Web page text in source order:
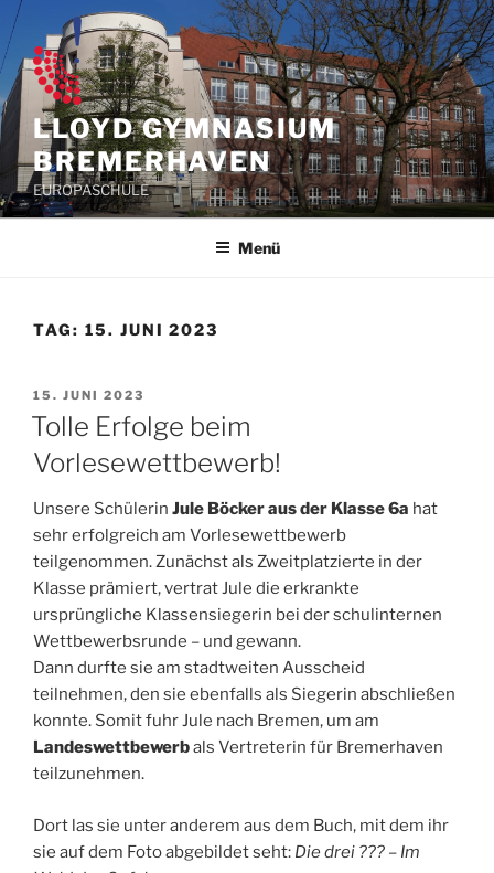
Zum
Inhalt
springen
LLOYD GYMNASIUM
BREMERHAVEN
EUROPASCHULE
Menü
TAG: 15. JUNI 2023
VERÖFFENTLICHT
AM
15. JUNI 2023
Tolle Erfolge beim
Vorlesewettbewerb!
Unsere Schülerin Jule Böcker aus der Klasse 6a hat
sehr erfolgreich am Vorlesewettbewerb
teilgenommen. Zunächst als Zweitplatzierte in der
Klasse prämiert, vertrat Jule die erkrankte
ursprüngliche Klassensiegerin bei der schulinternen
Wettbewerbsrunde – und gewann.
Dann durfte sie am stadtweiten Ausscheid
teilnehmen, den sie ebenfalls als Siegerin abschließen
konnte. Somit fuhr Jule nach Bremen, um am
Landeswettbewerbals Vertreterin für Bremerhaven
teilzunehmen.
Dort las sie unter anderem aus dem Buch, mit dem ihr
sie auf dem Foto abgebildet seht: Die drei ??? – Im